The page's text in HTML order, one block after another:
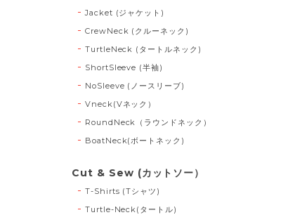
Jacket (ジャケット)
CrewNeck (クルーネック)
TurtleNeck (タートルネック)
ShortSleeve (半袖)
NoSleeve (ノースリーブ)
Vneck(Vネック）
RoundNeck（ラウンドネック）
BoatNeck(ボートネック)
Cut & Sew (カットソー）
T-Shirts (Tシャツ)
Turtle-Neck(タートル)